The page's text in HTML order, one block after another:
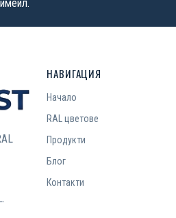
НАВИГАЦИЯ
Начало
RAL цветове
Продукти
Блог
Контакти